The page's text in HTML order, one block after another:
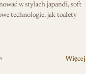
w stylach japandi, soft
technologie, jak toalety
Więcej